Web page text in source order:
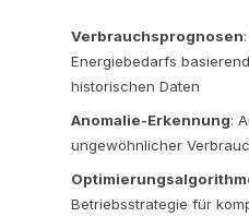
Verbrauchsprognosen
Energiebedarfs
historischen Daten
Anomalie-Erkennung:
ungewöhnlicher
Betriebsstrategie für